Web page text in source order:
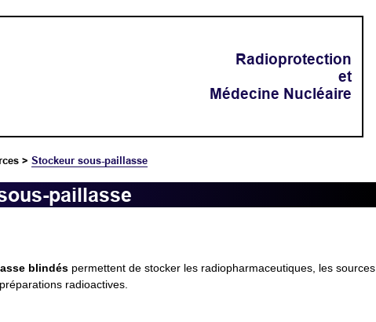
Radioprotection
et
Médecine Nucléaire
> Stockeur sous-paillasse
paillasse
blindés permettent de stocker les radiopharmaceutiques, les sources
radioactives.